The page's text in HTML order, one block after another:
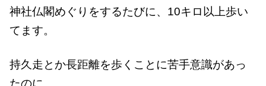
神社仏閣めぐりをするたびに、10キロ以上歩い
てます。
持久走とか長距離を歩くことに苦手意識があっ
たのに。